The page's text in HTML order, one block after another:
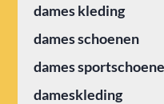
dames kleding
dames schoenen
dames
dameskleding